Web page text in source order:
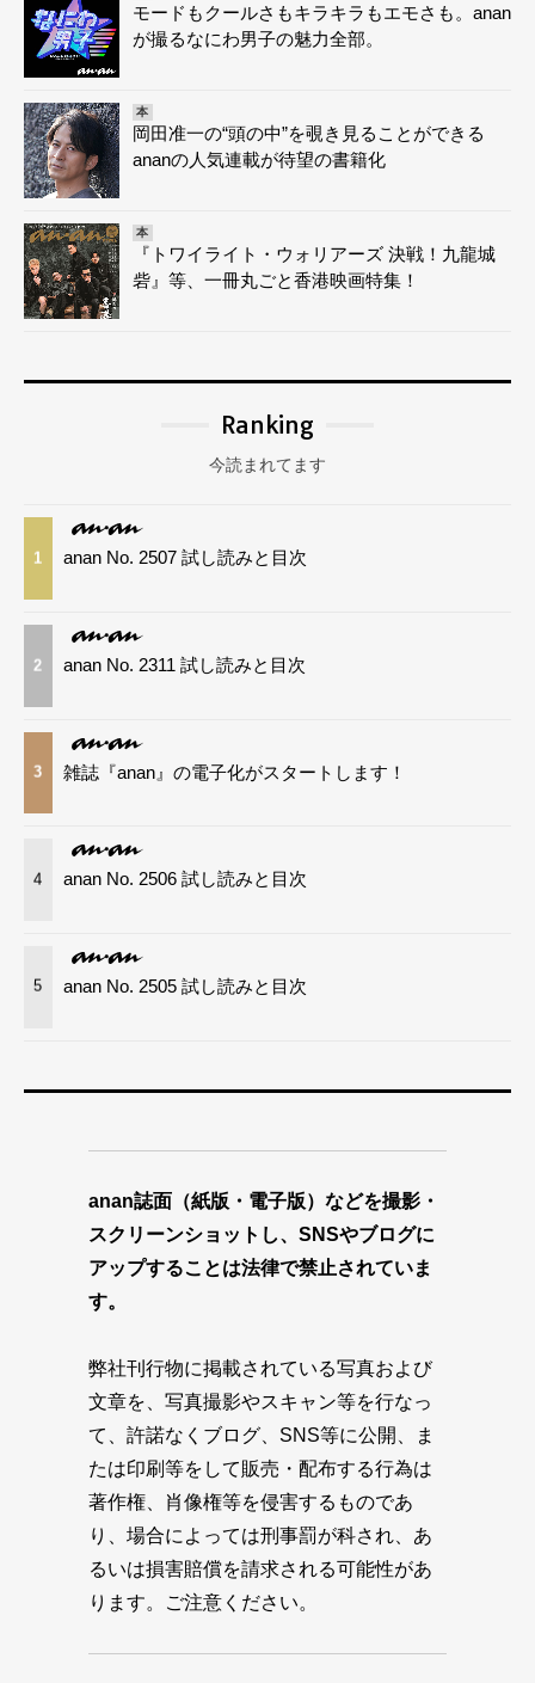
モードもクールさもキラキラもエモさも。anan
が撮るなにわ男子の魅力全部。
本
岡田准一の“頭の中”を覗き見ることができる
ananの人気連載が待望の書籍化
本
『トワイライト・ウォリアーズ 決戦！九龍城
砦』等、一冊丸ごと香港映画特集！
Ranking
今読まれてます
1 anan No. 2507 試し読みと目次
2 anan No. 2311 試し読みと目次
3 雑誌『anan』の電子化がスタートします！
4 anan No. 2506 試し読みと目次
5 anan No. 2505 試し読みと目次
anan誌面（紙版・電子版）などを撮影・
スクリーンショットし、SNSやブログに
アップすることは法律で禁止されていま
す。
弊社刊行物に掲載されている写真および
文章を、写真撮影やスキャン等を行なっ
て、許諾なくブログ、SNS等に公開、ま
たは印刷等をして販売・配布する行為は
著作権、肖像権等を侵害するものであ
り、場合によっては刑事罰が科され、あ
るいは損害賠償を請求される可能性があ
ります。ご注意ください。